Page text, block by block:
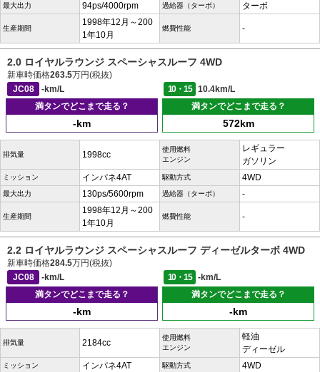
最大出力 94ps/4000rpm 過給器（ターボ） ターボ
生産期間
1998年12月～200
1年10月
燃費性能 -
2.0 ロイヤルラウンジ スペーシャスルーフ 4WD
新車時価格263.5万円(税抜)
JC08
-km/L 10・15
10.4km/L
満タンでどこまで走る？
-km
満タンでどこまで走る？
572km
排気量 1998cc
使用燃料
エンジン
レギュラー
ガソリン
ミッション インパネ4AT 駆動方式 4WD
最大出力 130ps/5600rpm 過給器（ターボ） -
生産期間
1998年12月～200
1年10月
燃費性能 -
2.2 ロイヤルラウンジ スペーシャスルーフ ディーゼルターボ 4WD
新車時価格284.5万円(税抜)
JC08
-km/L 10・15
-km/L
満タンでどこまで走る？
-km
満タンでどこまで走る？
-km
排気量 2184cc
使用燃料
エンジン
軽油
ディーゼル
ミッション インパネ4AT 駆動方式 4WD